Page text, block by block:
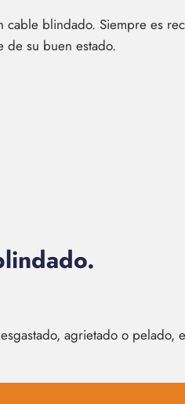
blindado. Siempre es
de su buen estado.
agrietado o pelado,